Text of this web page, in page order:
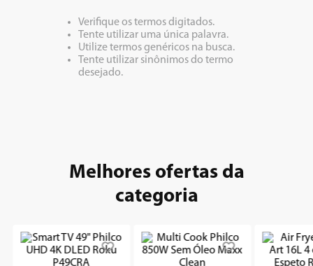
Verifique os termos digitados.
Tente utilizar uma única palavra.
Utilize termos genéricos na busca.
Tente utilizar sinônimos do termo
desejado.
Melhores ofertas da
categoria
embutir